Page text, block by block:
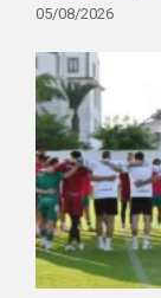
05/08/2026